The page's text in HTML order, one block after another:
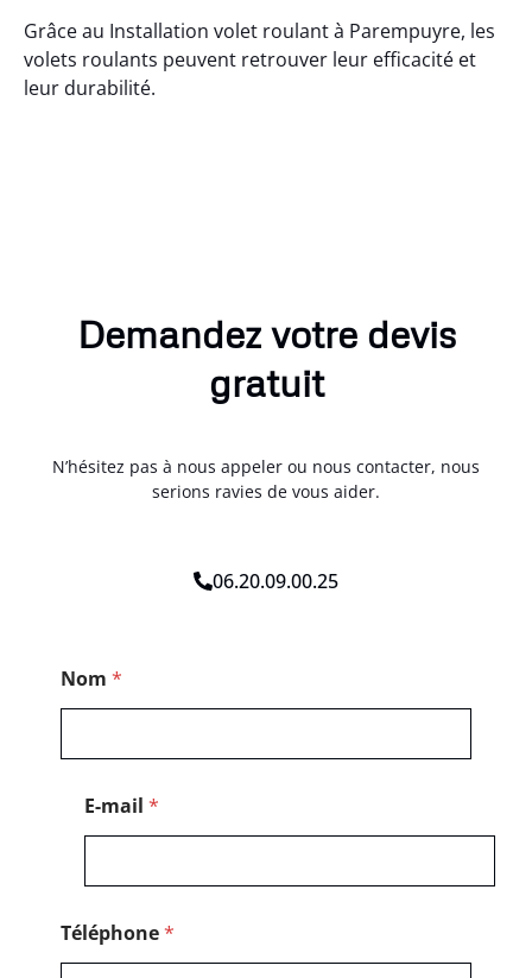
Grâce au Installation volet roulant à Parempuyre, les
volets roulants peuvent retrouver leur efficacité et
leur durabilité.
Demandez votre devis
gratuit
N’hésitez pas à nous appeler ou nous contacter, nous
serions ravies de vous aider.
06.20.09.00.25
Nom *
o
E-mail *
Téléphone*